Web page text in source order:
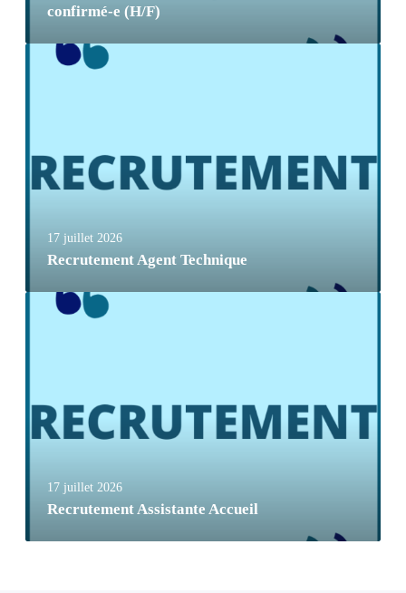
confirmé-e (H/F)
17 juillet 2026
Recrutement Agent Technique
17 juillet 2026
Recrutement Assistante Accueil